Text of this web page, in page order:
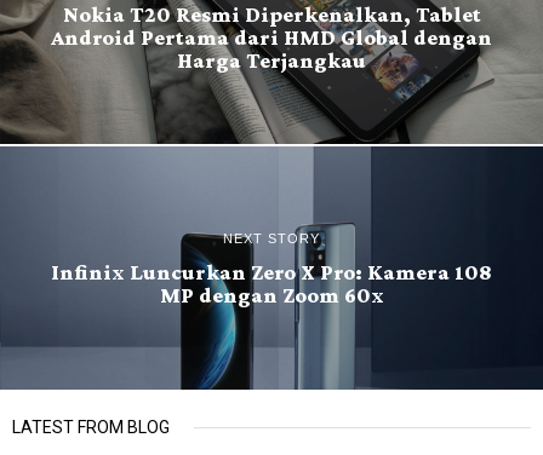
Nokia T20 Resmi Diperkenalkan, Tablet
Android Pertama dari HMD Global dengan
Harga Terjangkau
NEXT STORY
Infinix Luncurkan Zero X Pro: Kamera 108
MP dengan Zoom 60x
LATEST FROM BLOG